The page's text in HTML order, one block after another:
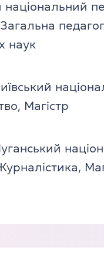
національний
наук
Магістр